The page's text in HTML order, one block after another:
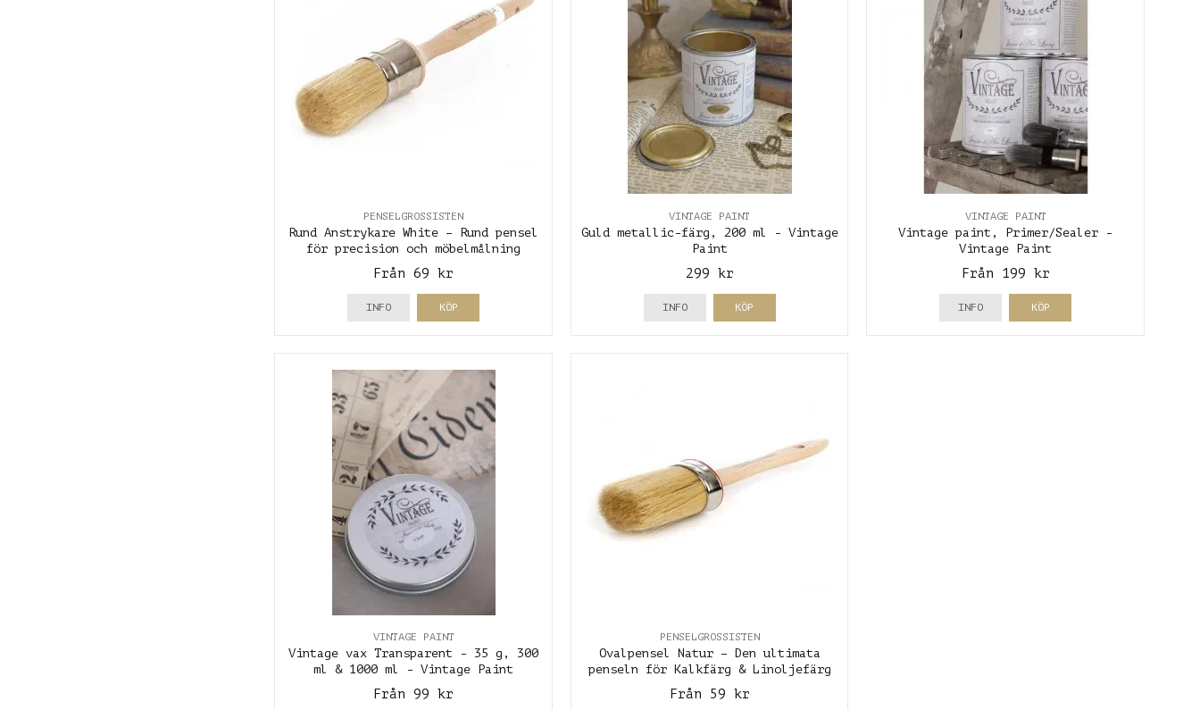
PENSELGROSSISTEN
Rund Anstrykare White – Rund pensel
för precision och möbelmålning
Från 69 kr
INFO KÖP
VINTAGE PAINT
Guld metallic-färg, 200 ml - Vintage
Paint
299 kr
INFO KÖP
VINTAGE PAINT
Vintage paint, Primer/Sealer -
Vintage Paint
Från 199 kr
INFO KÖP
VINTAGE PAINT
Vintage vax Transparent - 35 g, 300
ml & 1000 ml - Vintage Paint
Från 99 kr
PENSELGROSSISTEN
Ovalpensel Natur – Den ultimata
penseln för Kalkfärg & Linoljefärg
Från 59 kr